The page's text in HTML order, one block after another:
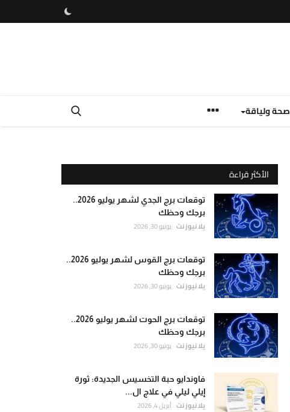
صحة ولياقة
الأكثر قراءة
توقعات برج الجدي لشهر يوليو 2026..
برجك وحظك
يلا نيوز نت يونيو 30, 2026
توقعات برج القوس لشهر يوليو 2026..
برجك وحظك
يلا نيوز نت يونيو 30, 2026
توقعات برج الحوت لشهر يوليو 2026..
برجك وحظك
يلا نيوز نت يونيو 30, 2026
فاوندايو حبة التخسيس الجديدة: ثورة
إيلي ليلي في علاج ال...
يلا نيوز نت أبريل 4, 2026